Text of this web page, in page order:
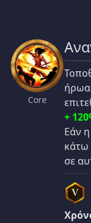
Core
ήρωα
+
Εάν
σε
V